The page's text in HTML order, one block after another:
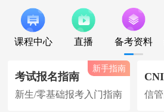
课程中心 直播 备考资料
考试报名指南
新生/零基础报考入门指南
新手指南
信